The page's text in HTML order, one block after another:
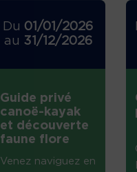
Du 01/01/2026
au 31/12/2026
Guide privé
canoë-kayak
et découverte
faune flore
Venez naviguez en